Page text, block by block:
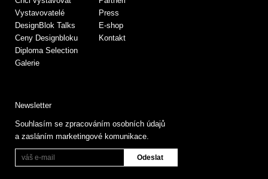
Vystavovatelé
DesignBlok Talks
Ceny Designbloku
Diploma Selection
Galerie
Press
E-shop
Kontakt
Newsletter
Souhlasím se zpracováním osobních údajů
a zasláním marketingové komunikace.